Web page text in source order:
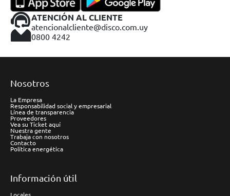
ATENCIÓN AL CLIENTE
atencionalcliente@disco.com.uy
0800 4242
Nosotros
La Empresa
Responsabilidad social y empresarial
Línea de transparencia
Proveedores
Vea su Ticket aquí
Nuestra gente
Trabaja con nosotros
Contacto
Política energética
Información útil